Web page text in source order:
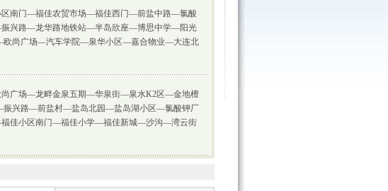
南门—福佳农贸市场—福佳西门—前盐中路—氯酸
兴路—龙华路地铁站—半岛欣座—博思中学—阳光
尚广场—汽车学院—泉华小区—嘉合物业—大连北
广场—龙畔金泉五期—华泉街—泉水K2区—金地檀
兴路—前盐村—盐岛北园—盐岛湖小区—氯酸钾厂
佳小区南门—福佳小学—福佳新城—沙沟—湾云街